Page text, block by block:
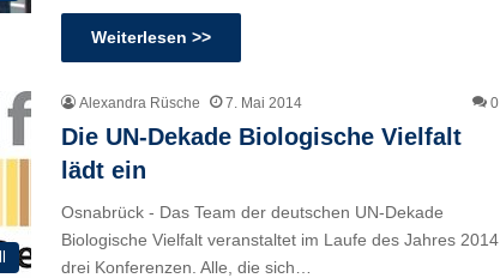
Weiterlesen >>
Alexandra Rüsche 7. Mai 2014 0
Die UN-Dekade Biologische Vielfalt
lädt ein
Osnabrück - Das Team der deutschen UN-Dekade
Biologische Vielfalt veranstaltet im Laufe des Jahres 2014
drei Konferenzen. Alle, die sich…